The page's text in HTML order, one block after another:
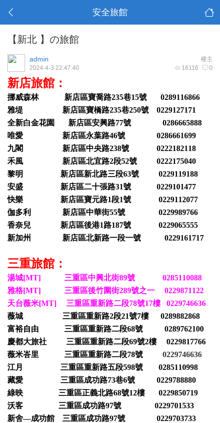
安全旅館
【新北 】の旅館
楼主
admin
16116 0
2024-4-3 22:47:40
新店旅館：
挪威森林 新店區寶喬路235巷15號 0289116866
雅堤 新店區寶橋路235巷250號 0229127171
全新白金花園 新店區安興路77號 0286665888
唯愛 新店區永葉路46號 0286661699
九閣 新店區中央路238號 0222182118
禾風 新店區北宜路2段52號 0222175040
黎明 新店區新北路三段63號 0229119188
安盛 新店區二十張路31號 0229101477
快樂 新店區寶元路1段1號 0229112077
伽多利 新店區中華街55號 0229989766
香奈兒 新店區後港1路187號 0229065555
新加州 新店區北新路一段一號 0229161717
三重旅館：
湯城[MT] 三重區中興北街89號 0285110088
雅格[MT] 三重區後竹圍街289號之一 0229871122
天台薇米[MT] 三重區重新路二段78號17樓 0229746636
薇城 三重區重新路2段21號7樓 0289882868
富裕自由 三重區重新路二段68號 0289762100
慶都大旅社 三重區重新路二段69號2樓 0229817766
薇米峇里 三重區重新路二段78號 0229746636
江月 三重區重新路五段598號 0285110998
藏愛 三重區成功路73巷6號 0229788880
綠映 三重區正義北路68號12樓 0229850719
沃客 三重區成功路97號 0229701533
新舍—成功館 三重區成功路97號 0229703733